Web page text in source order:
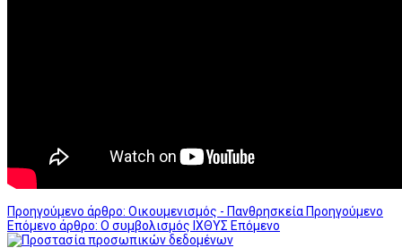
Προηγούμενο άρθρο: Οικουμενισμός - Πανθρησκεία Προηγούμενο
Επόμενο άρθρο: Ο συμβολισμός ΙΧΘΥΣ Επόμενο